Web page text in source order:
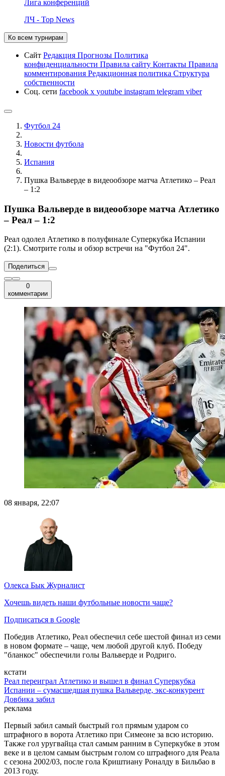
Лига конференций
ЛЧ - Top News
Ко всем турнирам
Сайт Редакция Прогнозы Политика
конфиденциальности Правила сайту Контакты Правила
комментирования Редакционная политика Структура
собственности
Соц. сети facebook x youtube instagram telegram viber
Футбол 24
Новости футбола
Испания
Пушка Вальверде в видеообзоре матча Атлетико – Реал
– 1:2
Пушка Вальверде в видеообзоре матча Атлетико
– Реал – 1:2
Реал одолел Атлетико в полуфинале Суперкубка Испании
(2:1). Смотрите голы и обзор встречи на "Футбол 24".
Поделиться
0
комментарии
08 января, 22:07
Олекса Бык Журналист
Хочешь видеть наши футбольные новости чаще?
Подписаться в Google
Победив Атлетико, Реал обеспечил себе шестой финал из семи
в новом формате – чаще, чем любой другой клуб. Победу
"бланкос" обеспечили голы Вальверде и Родриго.
кстати
Реал переиграл Атлетико и вышел в финал Суперкубка
Испании – сумасшедшая пушка Вальверде, экс-конкурент
Довбика забил
реклама
Первый забил самый быстрый гол прямым ударом со
штрафного в ворота Атлетико при Симеоне за всю историю.
Также гол уругвайца стал самым ранним в Суперкубке в этом
веке и в целом самым быстрым голом со штрафного для Реала
с сезона 2002/03, после гола Криштиану Роналду в Бильбао в
2013 году.